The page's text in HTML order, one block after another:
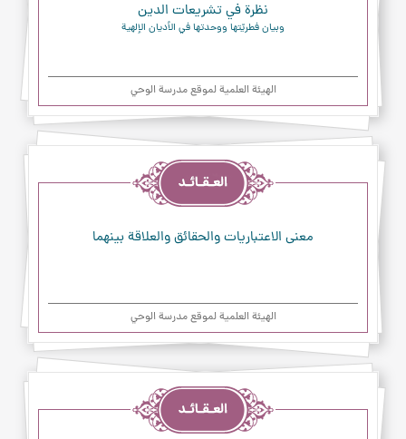
نظرة في تشريعات الدين
وبيان فطريّتها ووحدتها في الأديان الإلهية
الهیئة العلمیة لموقع مدرسة الوحي
معنى الاعتباريات والحقائق والعلاقة بينهما‏
الهیئة العلمیة لموقع مدرسة الوحي